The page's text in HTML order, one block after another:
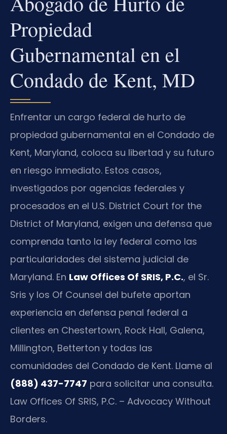
Propiedad
Gubernamental en el
Condado de Kent, MD
Enfrentar un cargo federal de hurto de
propiedad gubernamental en el Condado de
Kent, Maryland, coloca su libertad y su futuro
en riesgo inmediato. Estos casos,
investigados por agencias federales y
procesados en el U.S. District Court for the
District of Maryland, exigen una defensa que
comprenda tanto la ley federal como las
particularidades del sistema judicial de
Maryland. En Law Offices Of SRIS, P.C., el Sr.
Sris y los Of Counsel del bufete aportan
experiencia en defensa penal federal a
clientes en Chestertown, Rock Hall, Galena,
Millington, Betterton y todas las
comunidades del Condado de Kent. Llame al
(888) 437-7747 para solicitar una consulta.
Law Offices Of SRIS, P.C. – Advocacy Without
Borders.